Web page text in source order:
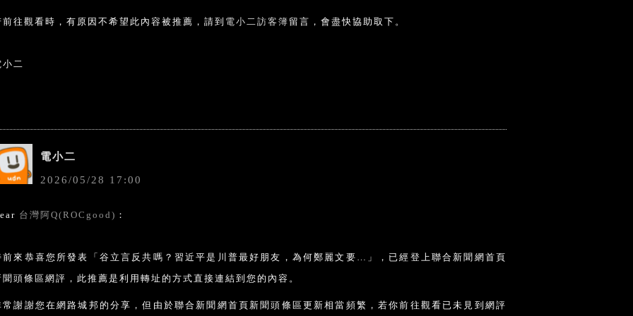
前往觀看時，有原因不希望此內容被推薦，請到 電小二訪客簿 留言，會盡快協助取下。
小二
電小二
2026/05/28 17 :00
台灣阿Q(ROCgood) ：
前來恭喜您所發表「谷立言反共嗎？習近平是川普最好朋友，為何鄭麗文要…」，已經登上聯合新聞網首頁
聞頭條區網評，此推薦是利用轉址的方式直接連結到您的內容。
常謝謝您在網路城邦的分享，但由於聯合新聞網首頁新聞頭條區更新相當頻繁，若你前往觀看已未見到網評